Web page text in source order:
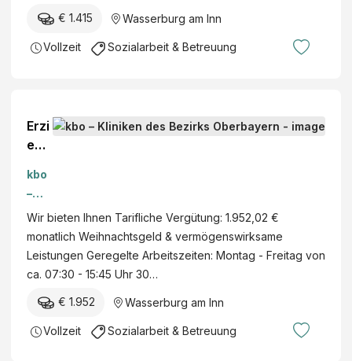
atri
Wa
am
Inn,
ern
r
ma
nn
w/d
) ,
Inn-
Sal
zac
h-
Klini
kum
Obe
rbay
€ 1.415 Wasserburg am Inn
Vollzeit Sozialarbeit & Betreuung
Erzi
ehe
im
Ane
rke
nnu
ngsj
ahr
(m/
w/d
)
kbo
–
Klini
des
Bezi
Obe
rbay
Wir bieten Ihnen Tarifliche Vergütung: 1.952,02 €
monatlich Weihnachtsgeld & vermögenswirksame
Leistungen Geregelte Arbeitszeiten: Montag - Freitag von
ca. 07:30 - 15:45 Uhr 30…
€ 1.952 Wasserburg am Inn
Vollzeit Sozialarbeit & Betreuung